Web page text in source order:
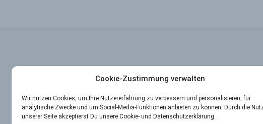
Cookie-Zustimmung verwalten
Wir nutzen Cookies, um Ihre Nutzererfahrung zu verbessern und personalisieren, für
analytische Zwecke und um Social-Media-Funktionen anbieten zu können. Durch die
unserer Seite akzeptierst Du unsere Cookie- und Datenschutzerklärung.